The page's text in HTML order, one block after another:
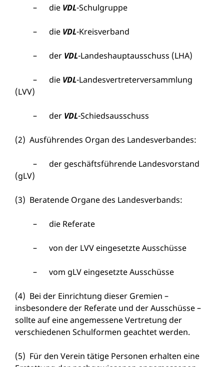
– die VDL-Schulgruppe
– die VDL-Kreisverband
– der VDL-Landeshauptausschuss (LHA)
– die VDL-Landesvertreterversammlung
(LVV)
– der VDL-Schiedsausschuss
(2) Ausführendes Organ des Landesverbandes:
– der geschäftsführende Landesvorstand
(gLV)
(3) Beratende Organe des Landesverbands:
– die Referate
– von der LVV eingesetzte Ausschüsse
– vom gLV eingesetzte Ausschüsse
(4) Bei der Einrichtung dieser Gremien –
insbesondere der Referate und der Ausschüsse –
sollte auf eine angemessene Vertretung der
verschiedenen Schulformen geachtet werden.
(5) Für den Verein tätige Personen erhalten eine